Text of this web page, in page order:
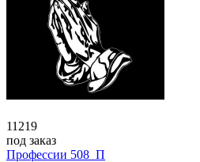
11219
под заказ
Профессии 508_П